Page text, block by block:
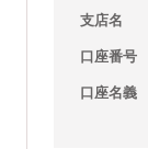
支店名
口座番号
口座名義